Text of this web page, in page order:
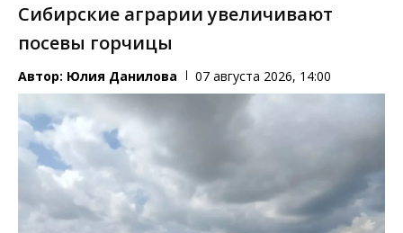
Сибирские аграрии увеличивают
посевы горчицы
Автор: Юлия Данилова 07 августа 2026, 14:00